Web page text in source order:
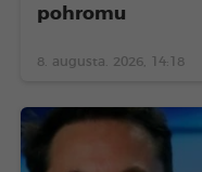
pohromu
8. augusta. 2026, 14:18